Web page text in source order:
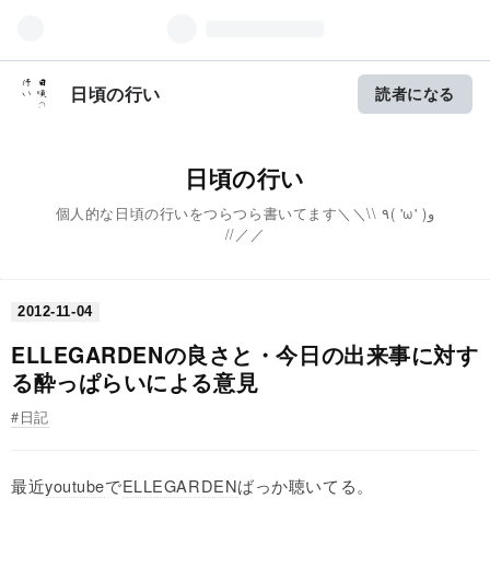
日頃の行い 読者になる
日頃の行い
個人的な日頃の行いをつらつら書いてます＼＼\\ ٩( 'ω' )و
//／／
2012-11-04
ELLEGARDENの良さと・今日の出来事に対す
る酔っぱらいによる意見
日記
最近youtubeでELLEGARDENばっか聴いてる。